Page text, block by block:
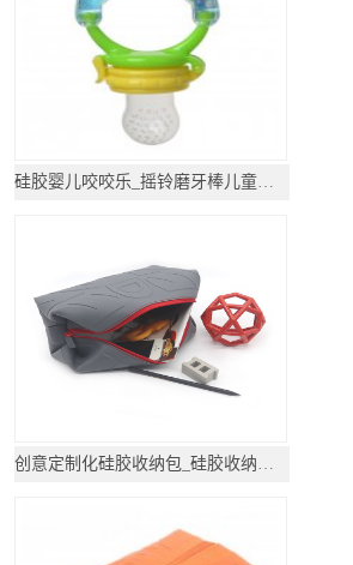
硅胶婴儿咬咬乐_摇铃磨牙棒儿童牙胶_硅胶礼品
创意定制化硅胶收纳包_硅胶收纳包_硅胶礼品